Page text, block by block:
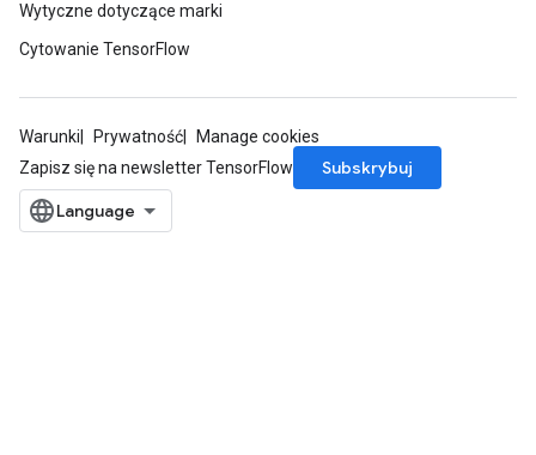
Wytyczne dotyczące marki
Cytowanie TensorFlow
Warunki Prywatność
Manage cookies
Zapisz się na newsletter TensorFlow
Subskrybuj